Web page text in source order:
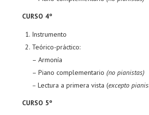
CURSO 4º
Instrumento
Teórico-práctico:
– Armonía
– Piano complementario (no pianistas)
– Lectura a primera vista (excepto
CURSO 5º